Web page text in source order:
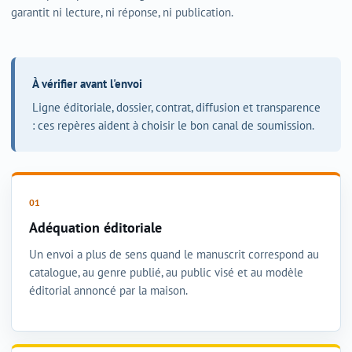
garantit ni lecture, ni réponse, ni publication.
À vérifier avant l'envoi
Ligne éditoriale, dossier, contrat, diffusion et transparence
: ces repères aident à choisir le bon canal de soumission.
Adéquation éditoriale
Un envoi a plus de sens quand le manuscrit correspond au
catalogue, au genre publié, au public visé et au modèle
éditorial annoncé par la maison.